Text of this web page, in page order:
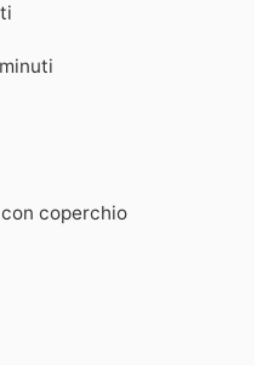
minuti
coperchio